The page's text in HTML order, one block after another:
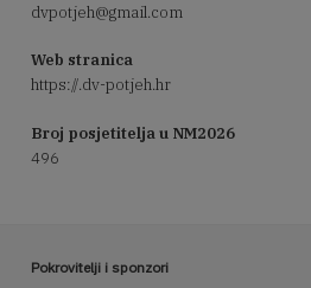
dvpotjeh@gmail.com
Web stranica
https://.dv-potjeh.hr
Broj posjetitelja u NM2026
496
Pokrovitelji i sponzori